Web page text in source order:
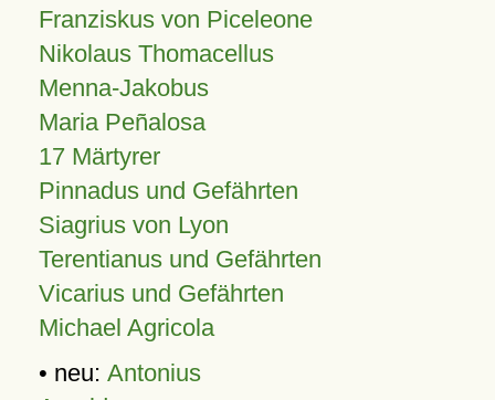
Franziskus von Piceleone
Nikolaus Thomacellus
Menna-Jakobus
Maria Peñalosa
17 Märtyrer
Pinnadus und Gefährten
Siagrius von Lyon
Terentianus und Gefährten
Vicarius und Gefährten
Michael Agricola
• neu: Antonius